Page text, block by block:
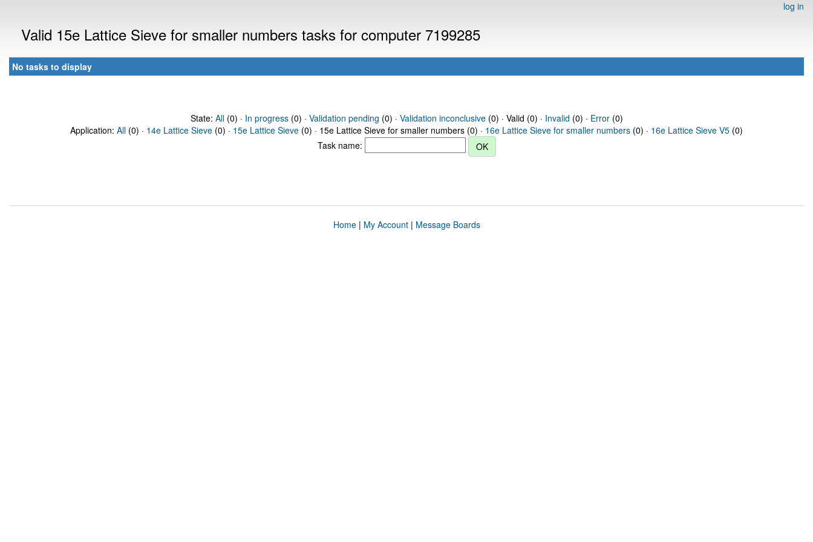
log in
Valid 15e Lattice Sieve for smaller numbers tasks for computer 7199285
No tasks to display
State: All(0) · In progress(0) · Validation pending (0) · Validation inconclusive(0) · Valid (0) · Invalid (0) · Error(0)
Application: All (0) · 14e Lattice Sieve (0) · 15e Lattice Sieve (0) · 15e Lattice Sieve for smaller numbers (0) · 16e Lattice Sieve for smaller numbers (0) · 16e Lattice Sieve V5 (0)
Task name:
Home| My Account| Message Boards